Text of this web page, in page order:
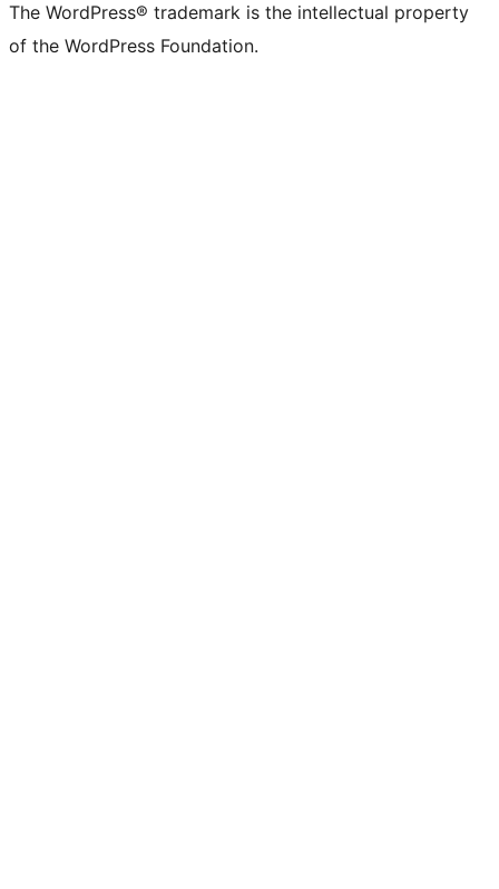
The WordPress® trademark is the intellectual property
of the WordPress Foundation.